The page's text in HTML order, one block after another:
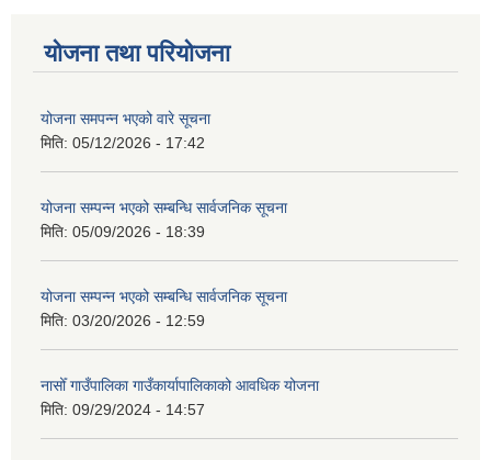
योजना तथा परियोजना
योजना समपन्न भएको वारे सूचना
मिति: 05/12/2026 - 17:42
योजना सम्पन्न भएको सम्बन्धि सार्वजनिक सूचना
मिति: 05/09/2026 - 18:39
योजना सम्पन्न भएको सम्बन्धि सार्वजनिक सूचना
मिति: 03/20/2026 - 12:59
नासोँ गाउँपालिका गाउँकार्यापालिकाको आवधिक योजना
मिति: 09/29/2024 - 14:57